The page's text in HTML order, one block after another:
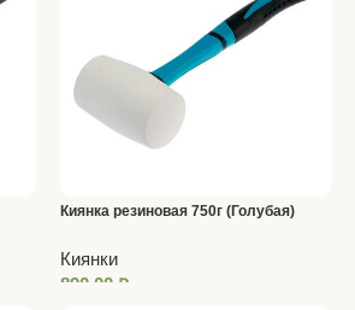
Киянка резиновая 750г (Голубая)
Киянки
890,00 ₽